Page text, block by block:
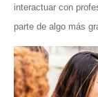
interactuar con
parte de algo más